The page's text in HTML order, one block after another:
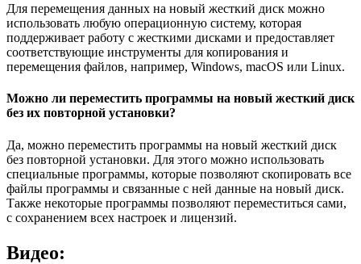
Для перемещения данных на новый жесткий диск можно
использовать любую операционную систему, которая
поддерживает работу с жесткими дисками и предоставляет
соответствующие инструменты для копирования и
перемещения файлов, например, Windows, macOS или Linux.
Можно ли переместить программы на новый жесткий диск
без их повторной установки?
Да, можно переместить программы на новый жесткий диск
без повторной установки. Для этого можно использовать
специальные программы, которые позволяют скопировать все
файлы программы и связанные с ней данные на новый диск.
Также некоторые программы позволяют переместиться сами,
с сохранением всех настроек и лицензий.
Видео: